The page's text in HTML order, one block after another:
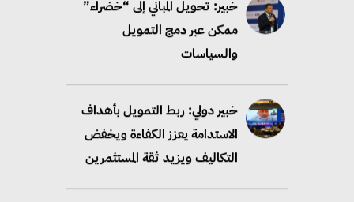
خبير: تحويل المباني إلى “خضراء”
ممكن عبر دمج التمويل
والسياسات
خبير دولي: ربط التمويل بأهداف
الاستدامة يعزز الكفاءة ويخفض
التكاليف ويزيد ثقة المستثمرين